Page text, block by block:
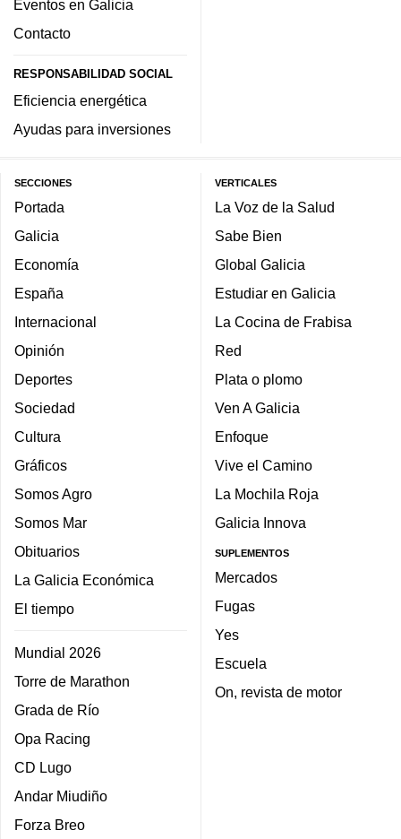
Eventos en Galicia
Contacto
RESPONSABILIDAD SOCIAL
Eficiencia energética
Ayudas para inversiones
SECCIONES
Portada
Galicia
Economía
España
Internacional
Opinión
Deportes
Sociedad
Cultura
Gráficos
Somos Agro
Somos Mar
Obituarios
La Galicia Económica
El tiempo
Mundial 2026
Torre de Marathon
Grada de Río
Opa Racing
CD Lugo
Andar Miudiño
Forza Breo
VERTICALES
La Voz de la Salud
Sabe Bien
Global Galicia
Estudiar en Galicia
La Cocina de Frabisa
Red
Plata o plomo
Ven A Galicia
Enfoque
Vive el Camino
La Mochila Roja
Galicia Innova
SUPLEMENTOS
Mercados
Fugas
Yes
Escuela
On, revista de motor